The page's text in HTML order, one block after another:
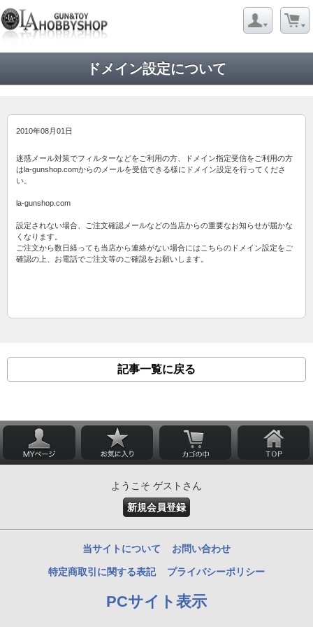
ドメイン設定について
2010年08月01日
迷惑メール対策でフィルターなどをご利用の方、ドメイン指定受信をご利用の方
はla-gunshop.comからのメールを受信できる様にドメイン設定を行ってくださ
い。
la-gunshop.com
設定されない場合、ご注文確認メールなどの当店からの重要なお知らせが届かな
くなります。
ご注文から数日経っても当店から連絡がない場合にはこちらのドメイン設定をご
確認の上、お電話でご注文等のご確認をお願いします。
記事一覧に戻る
ようこそ ゲストさん
新規会員登録
当サイトについて お問い合わせ
特定商取引に関する表記 プライバシーポリシー
PCサイト表示